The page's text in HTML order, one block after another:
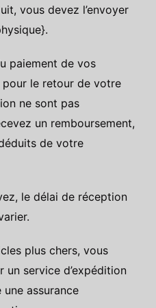
vous devez l’envoyer
paiement de vos
pour le retour de votre
ne sont pas
un remboursement,
de votre
le délai de réception
plus chers, vous
un service d’expédition
assurance